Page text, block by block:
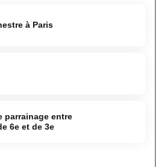
à Paris
parrainage entre
6e et de 3e